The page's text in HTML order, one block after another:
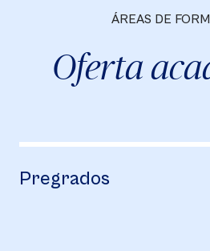
ÁREAS DE
Oferta
Pregrados